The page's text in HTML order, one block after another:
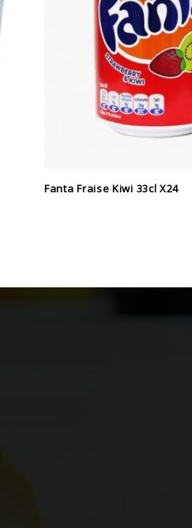
Fanta Fraise Kiwi 33cl X24